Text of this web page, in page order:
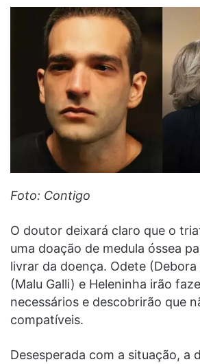
Foto: Contigo
O doutor deixará claro que o
uma doação de medula óssea
livrar da doença. Odete (Debora
(Malu Galli) e Heleninha irão
necessários e descobrirão que
compatíveis.
Desesperada com a situação, a